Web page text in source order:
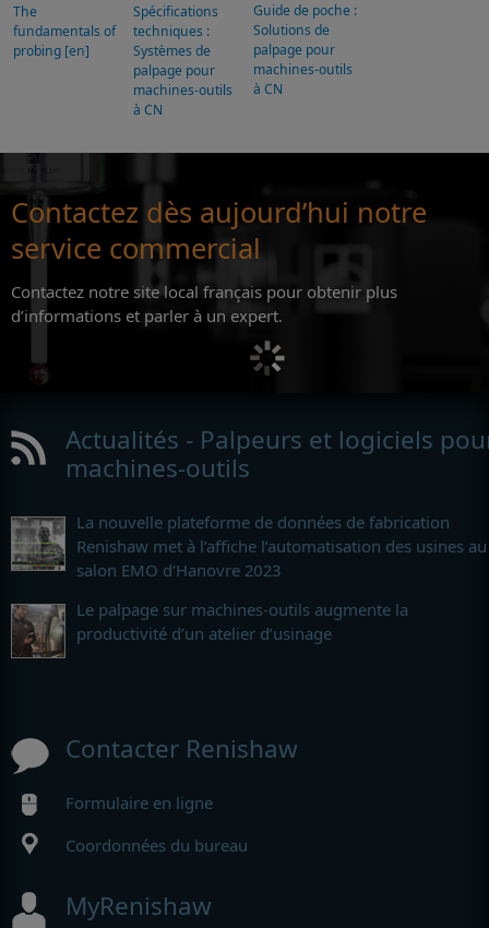
The
fundamentals of
probing [en]
Spécifications
techniques :
Systèmes de
palpage pour
machines-outils
à CN
Guide de poche :
Solutions de
palpage pour
machines-outils
à CN
Contactez dès aujourd’hui notre
service commercial
Contactez notre site local français pour obtenir plus
d’informations et parler à un expert.
Actualités - Palpeurs et logiciels
machines-outils
La nouvelle plateforme de données de fabrication
Renishaw met à l’affiche l’automatisation des usines au
salon EMO d’Hanovre 2023
Le palpage sur machines-outils augmente la
productivité d’un atelier d’usinage
Contacter Renishaw
Formulaire en ligne
Coordonnées du bureau
MyRenishaw